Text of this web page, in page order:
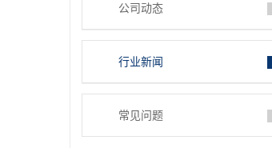
公司动态
行业新闻
常见问题